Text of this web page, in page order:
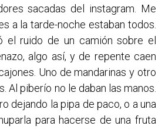
sacadas del instagram. Me
a la tarde-noche estaban todos.
el ruido de un camión sobre el
algo así, y de repente caen
Uno de mandarinas y otro
Al piberío no le daban las manos.
dejando la pipa de paco, o a una
para hacerse de una fruta